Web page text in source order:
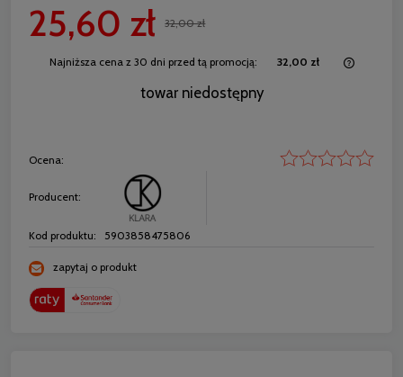
25,60 zł 32,00 zł
Najniższa cena z 30 dni przed tą promocją: 32,00 zł
towar niedostępny
Ocena:
Producent:
Kod produktu: 5903858475806
zapytaj o produkt